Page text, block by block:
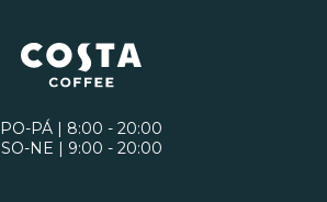
PO-PÁ | 8:00 - 20:00
SO-NE | 9:00 - 20:00